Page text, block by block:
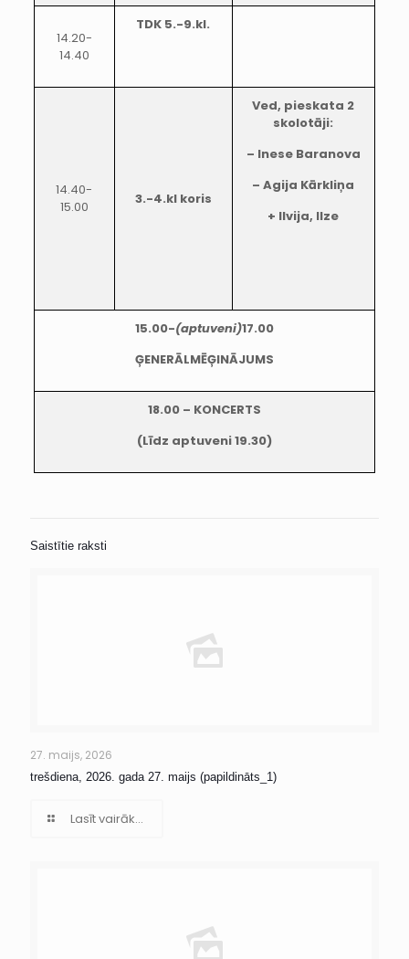
14.20-
14.40
TDK 5.-9.kl.
14.40-
15.00
3.-4.kl koris
Ved, pieskata 2
skolotāji:
– Inese Baranova
– Agija Kārkliņa
+ Ilvija, Ilze
15.00-(aptuveni)17.00
ĢENERĀLMĒĢINĀJUMS
18.00 – KONCERTS
(Līdz aptuveni 19.30)
Saistītie raksti
27. maijs, 2026
trešdiena, 2026. gada 27. maijs (papildināts_1)
Lasīt vairāk...